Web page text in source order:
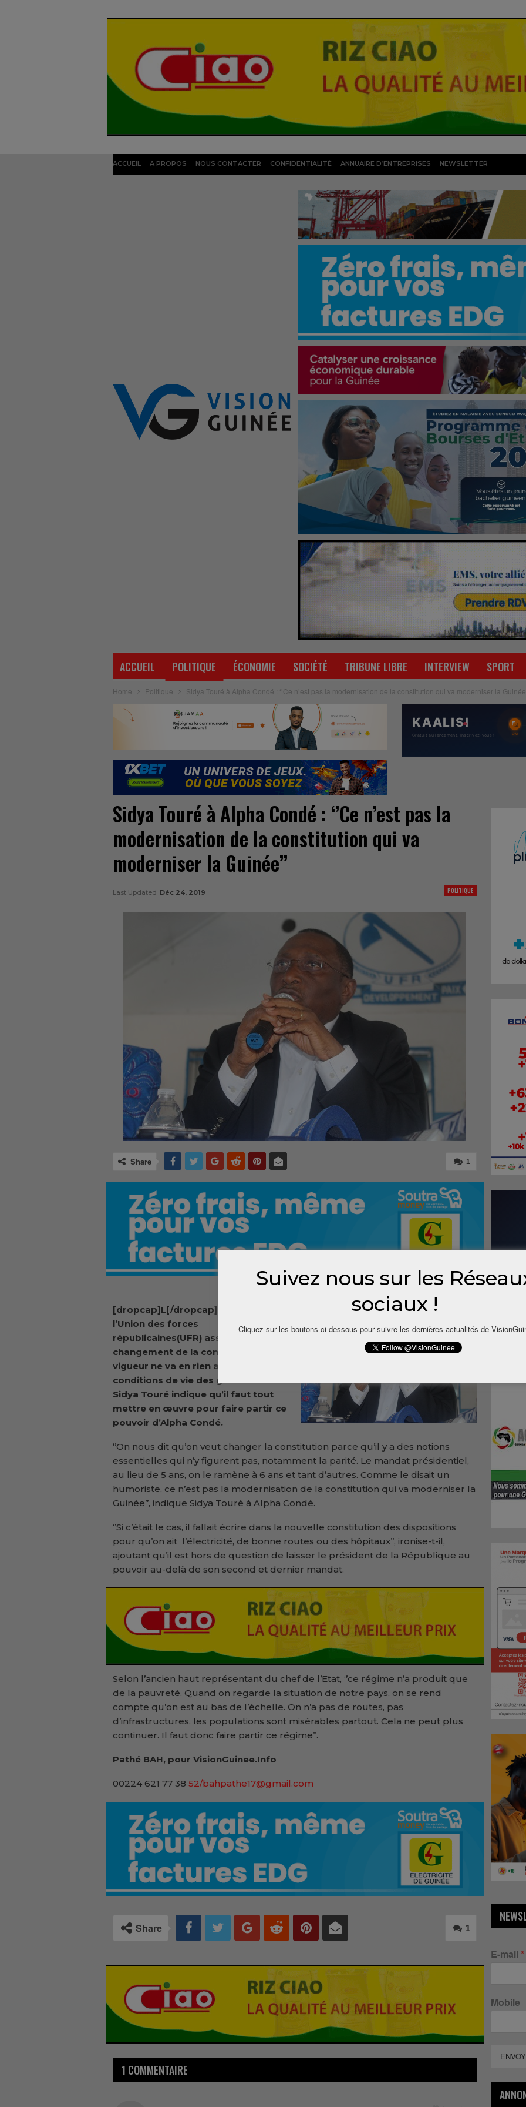
ACCUEIL A PROPOS NOUS CONTACTER CONFIDENTIALITÉ ANNUAIRE D’ENTREPRISES NEWSLETTER
ACCUEIL POLITIQUE ÉCONOMIE SOCIÉTÉ TRIBUNE LIBRE INTERVIEW SPORT
Home Politique Sidya Touré à Alpha Condé : ‘’Ce n’est pas la modernisation de la constitution qui va moderniser la
Sidya Touré à Alpha Condé : ‘’Ce n’est pas la
modernisation de la constitution qui va
moderniser la Guinée’’
POLITIQUE
Last Updated Déc 24, 2019
1
Share
[dropcap]L[/dropcap]e président de
l’Union des forces
républicaines(UFR) assure que le
changement de la constitution en
vigueur ne va en rien améliorer les
conditions de vie des guinéens.
Sidya Touré indique qu’il faut tout
mettre en œuvre pour faire partir ce
pouvoir d’Alpha Condé.
‘’On nous dit qu’on veut changer la constitution parce qu’il y a des notions
essentielles qui n’y figurent pas, notamment la parité. Le mandat présidentiel,
au lieu de 5 ans, on le ramène à 6 ans et tant d’autres. Comme le disait un
humoriste, ce n’est pas la modernisation de la constitution qui va moderniser la
Guinée’’, indique Sidya Touré à Alpha Condé.
‘’Si c’était le cas, il fallait écrire dans la nouvelle constitution des dispositions
pour qu’on ait l’électricité, de bonne routes ou des hôpitaux’’, ironise-t-il,
ajoutant qu’il est hors de question de laisser le président de la République au
pouvoir au-delà de son second et dernier mandat.
Selon l’ancien haut représentant du chef de l’Etat, ‘’ce régime n’a produit que
de la pauvreté. Quand on regarde la situation de notre pays, on se rend
compte qu’on est au bas de l’échelle. On n’a pas de routes, pas
d’infrastructures, les populations sont misérables partout. Cela ne peut plus
continuer. Il faut donc faire partir ce régime’’.
Pathé BAH, pour VisionGuinee.Info
00224 621 77 38 52/bahpathe17@gmail.com
1
Share
1 COMMENTAIRE
E-mail *
Mobile
Suivez nous sur les
sociaux !
Cliquez sur les boutons ci-dessous pour suivre les dernières actualités de